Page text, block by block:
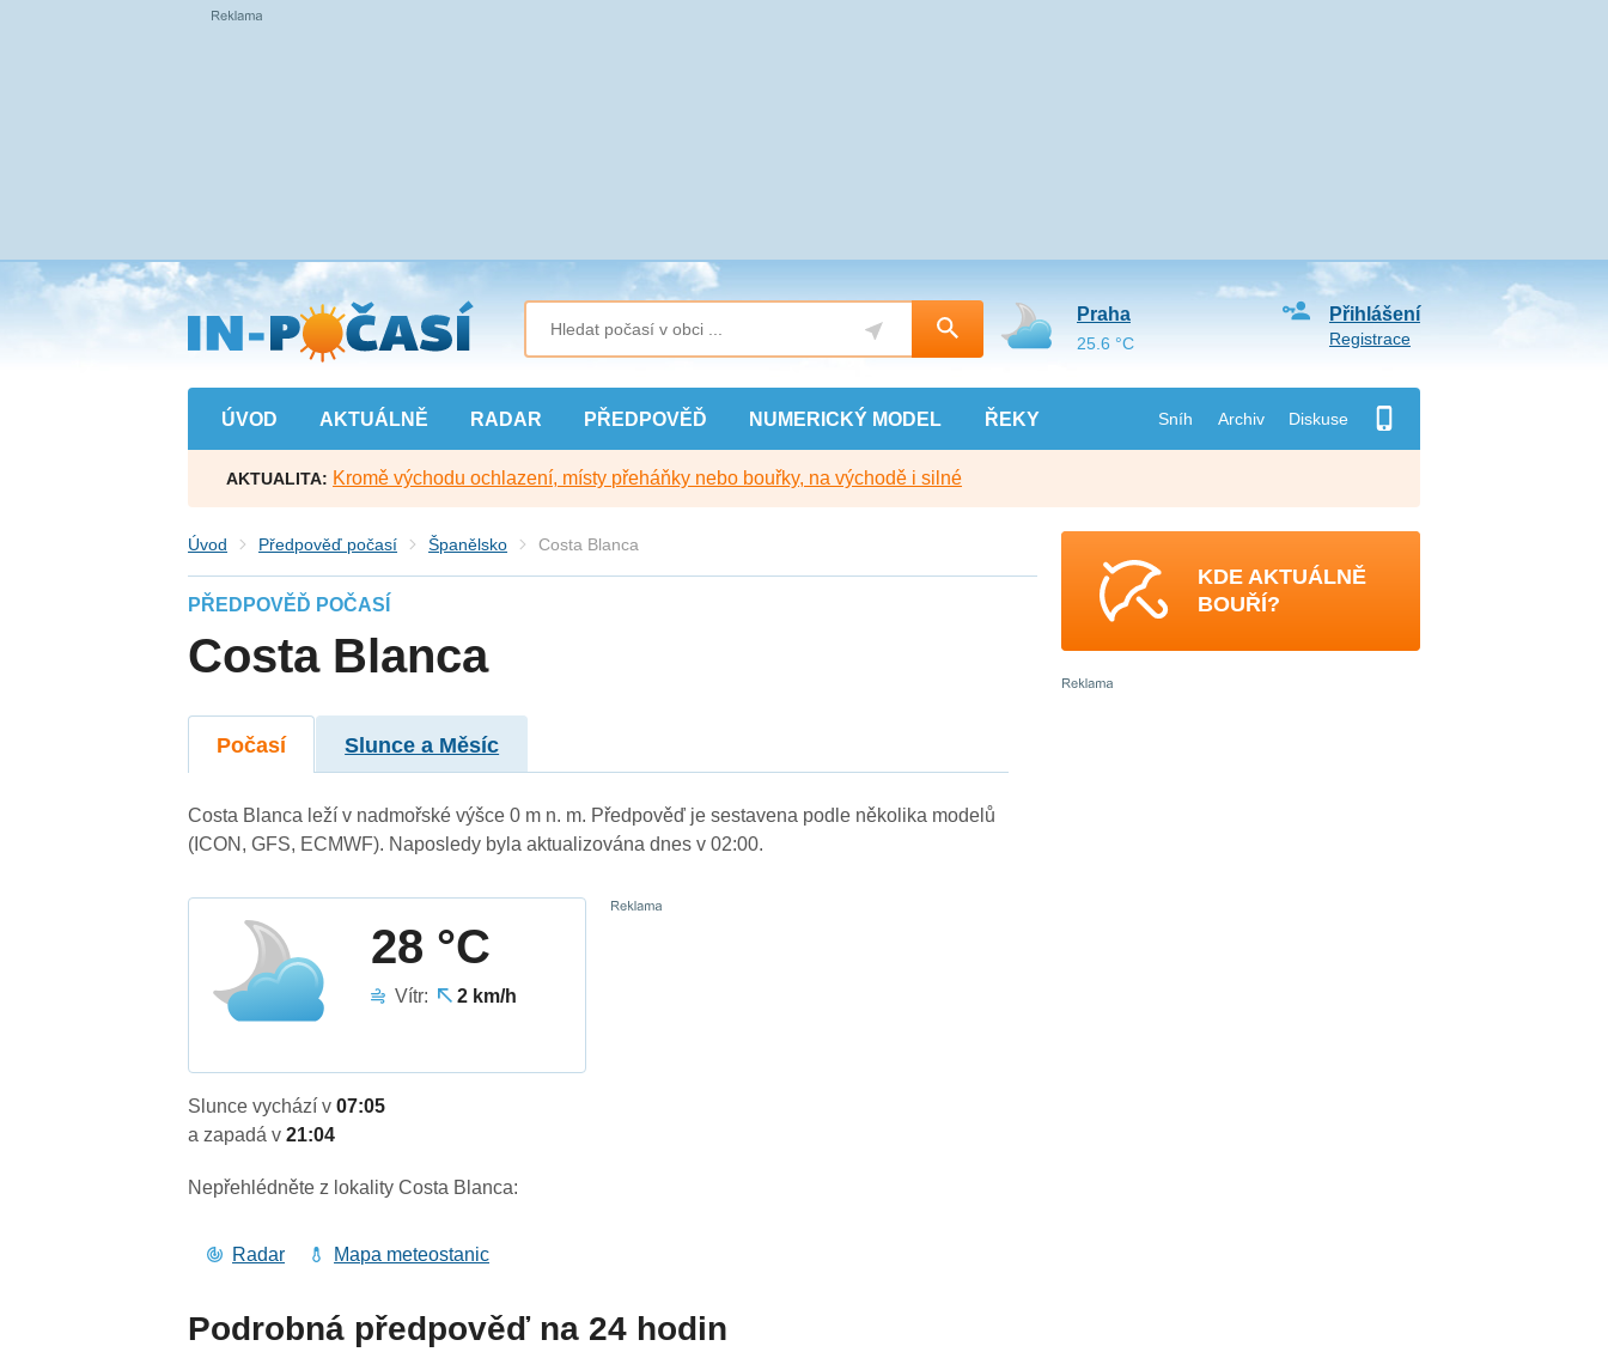
Přejít
na
hlavní
obsah
ÚVOD AKTUÁLNĚ RADAR PŘEDPOVĚĎ NUMERICKÝ MODEL ŘEKY Sníh Archiv Diskuse
Přihlášení
Registrace
Praha
25.6 °C
AKTUALITA: Kromě východu ochlazení, místy přeháňky nebo bouřky, na východě i silné
Úvod Předpověď počasí Španělsko Costa Blanca
PŘEDPOVĚĎ POČASÍ
Costa Blanca
Počasí Slunce a Měsíc
Costa Blanca leží v nadmořské výšce 0 m n. m. Předpověď je sestavena podle několika modelů
(ICON, GFS, ECMWF). Naposledy byla aktualizována dnes v 02:00.
28 °C
Vítr: 2 km/h
Slunce vychází v07:05
a zapadá v21:04
Nepřehlédněte z lokality Costa Blanca:
Radar Mapa meteostanic
Podrobná předpověď na 24 hodin
KDE AKTUÁLNĚ
BOUŘÍ?